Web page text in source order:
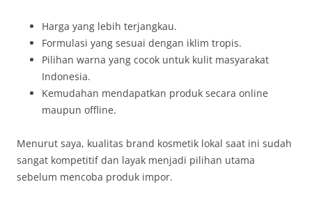
Harga yang lebih terjangkau.
Formulasi yang sesuai dengan iklim tropis.
Pilihan warna yang cocok untuk kulit masyarakat
Indonesia.
Kemudahan mendapatkan produk secara online
maupun offline.
Menurut saya, kualitas brand kosmetik lokal saat ini sudah
sangat kompetitif dan layak menjadi pilihan utama
sebelum mencoba produk impor.